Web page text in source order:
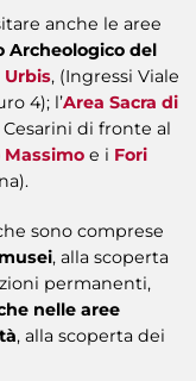
anche le aree
Archeologico del
Urbis, (Ingressi Viale
4); l’Area Sacra di
Cesarini di fronte al
Massimo e i Fori
sono comprese
, alla scoperta
permanenti,
nelle aree
, alla scoperta dei